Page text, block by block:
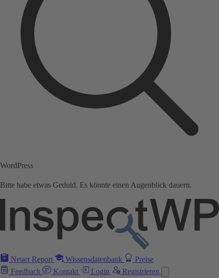
WordPress
Bitte habe etwas Geduld. Es könnte einen Augenblick dauern.
Neuer Report Wissensdatenbank
Preise
Feedback
Kontakt Login Registrieren